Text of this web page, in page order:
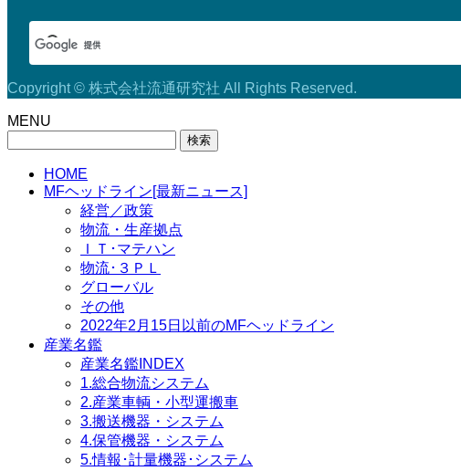
Copyright © 株式会社流通研究社 All Rights Reserved.
MENU
HOME
MFヘッドライン[最新ニュース]
経営／政策
物流・生産拠点
ＩＴ･マテハン
物流･３ＰＬ
グローバル
その他
2022年2月15日以前のMFヘッドライン
産業名鑑
産業名鑑INDEX
1.総合物流システム
2.産業車輌・小型運搬車
3.搬送機器・システム
4.保管機器・システム
5.情報･計量機器･システム